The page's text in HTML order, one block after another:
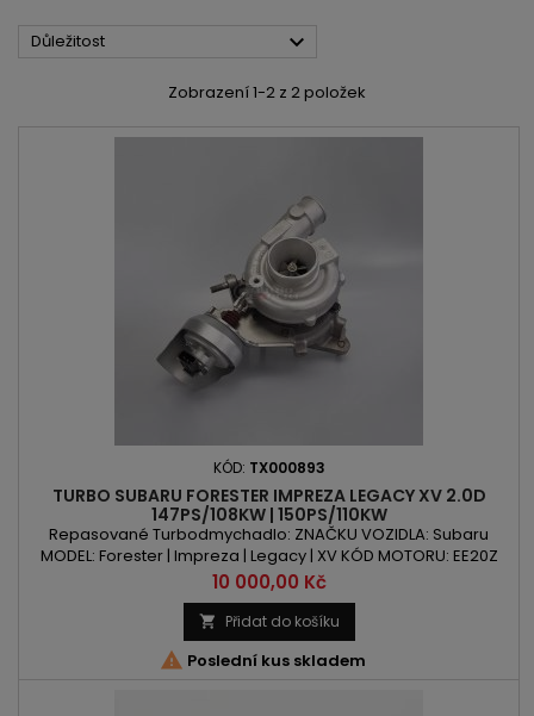
Důležitost 
Zobrazení 1-2 z 2 položek
KÓD: TX000893
TURBO SUBARU FORESTER IMPREZA LEGACY XV 2.0D
147PS/108KW | 150PS/110KW
Repasované Turbodmychadlo: ZNAČKU VOZIDLA: Subaru
MODEL: Forester | Impreza | Legacy | XV KÓD MOTORU: EE20Z
OBSAH: 1998ccm 2.0d VÝKON: 147PS/108kW | 150PS/110kW ROK
VÝROBY: 2008 -
Cena
10 000,00 Kč
 Přidat do košíku
 Poslední kus skladem